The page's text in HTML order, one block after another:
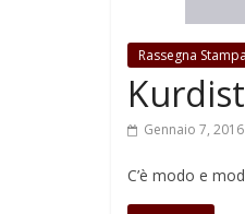
Rassegna Stampa
Gennaio 7, 2016
C’è modo e